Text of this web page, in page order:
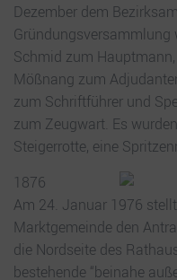
Dezember dem
Schmid zum
Mößnang zum
zum Schriftführer und
zum Zeugwart. Es
Steigerrotte, eine
1876
Am 24. Januar 1976
Marktgemeinde den
die Nordseite des
bestehende “beinahe